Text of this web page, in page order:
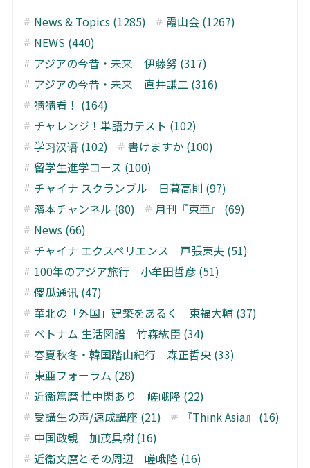
News & Topics (1285)
霞山会 (1267)
NEWS (440)
アジアの今昔・未来 伊藤努 (317)
アジアの今昔・未来 直井謙二 (316)
猜猜看！ (164)
チャレンジ！単語力テスト (102)
学习汉语 (102)
書けますか (100)
留学生進学コース (100)
チャイナ スクランブル 日暮高則 (97)
濱本チャンネル (80)
月刊『東亜』 (69)
News (66)
チャイナ エクスペリエンス 戸張東夫 (51)
100年のアジア旅行 小牟田哲彦 (51)
傻瓜通讯 (47)
華北の「外国」建築をあるく 東福大輔 (37)
ベトナム 生活図譜 竹森紘臣 (34)
春夏秋冬・韓国踏山紀行 森正哲央 (33)
東亜フォーラム (28)
近衞篤麿 忙中閑あり 嵯峨隆 (22)
受講生の声/速成講座 (21)
『Think Asia』 (16)
中国政観 加茂具樹 (16)
近衞文麿とその周辺 嵯峨隆 (16)